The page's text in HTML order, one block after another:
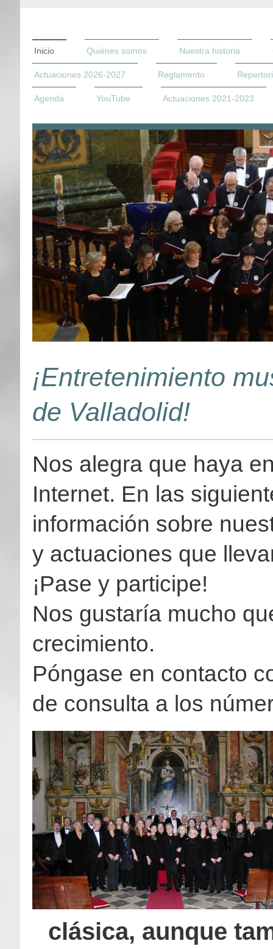
Inicio Quiénes somos Nuestra historia
Actuaciones 2026-2027 Reglamento
Agenda YouTube Actuaciones 2021-2023
¡Entretenimiento
de Valladolid!
Nos alegra que haya
Internet. En las
información sobre
y actuaciones que
¡Pase y participe!
Nos gustaría mucho
crecimiento.
Póngase en contacto
de consulta a los
clásica, aunque